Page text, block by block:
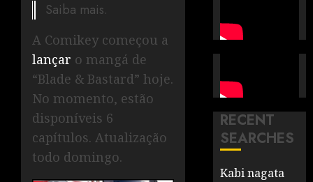
Saiba mais.
A Comikey começou a
lançar o mangá de
“Blade & Bastard” hoje.
No momento, estão
disponíveis 6
capítulos. Atualização
todo domingo.
RECENT
SEARCHES
Kabi nagata